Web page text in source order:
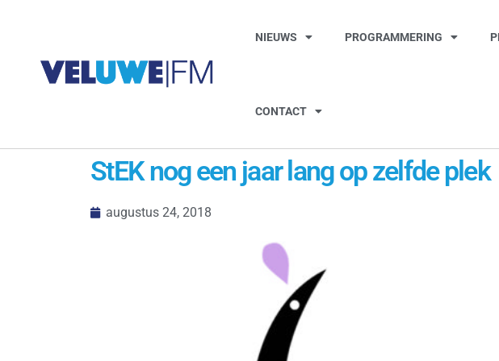
NIEUWS PROGRAMMERING
CONTACT
StEK nog een jaar lang op zelfde plek
augustus 24, 2018